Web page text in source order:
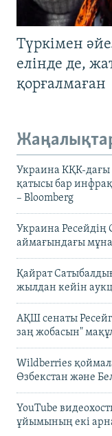
Түркімен
елінде де,
қорғалмаған
Украина КҚК-дағы
қатысы бар
– Bloomberg
Украина Ресейдің
аймағындағы
Қайрат
жылдан кейін
АҚШ сенаты
заң жобасын"
Wildberries
Өзбекстан және
YouTube
ұйымының екі